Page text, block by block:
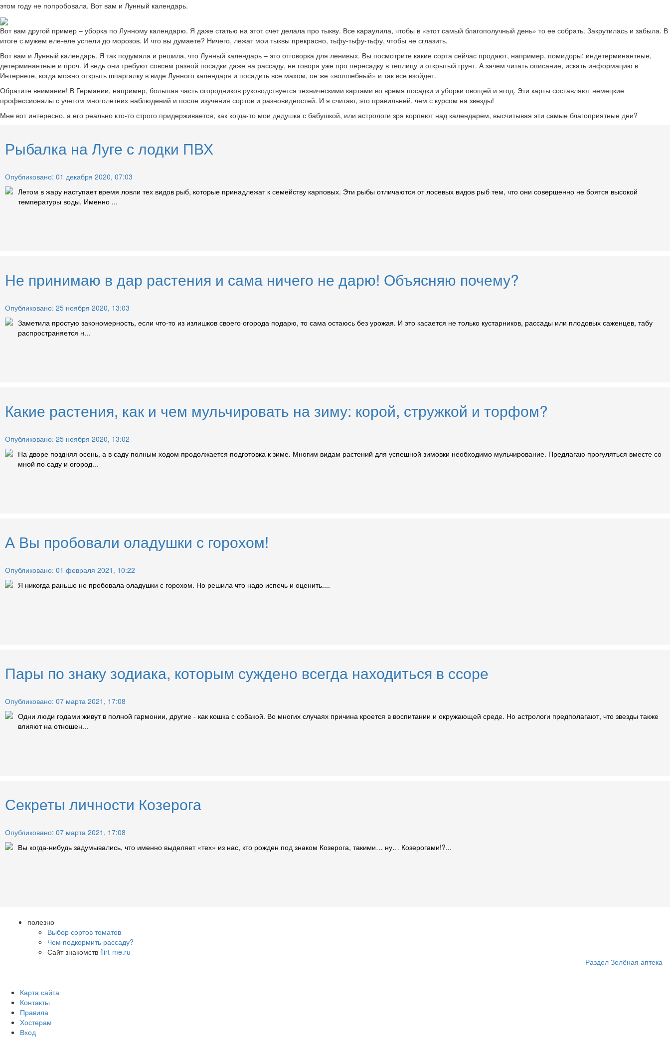
этом году не попробовала. Вот вам и Лунный календарь.
Вот вам другой пример – уборка по Лунному календарю. Я даже статью на этот счет делала про тыкву. Все караулила, чтобы в «этот самый благополучный день» то ее собрать. Закрутилась и забыла. В
итоге с мужем еле-еле успели до морозов. И что вы думаете? Ничего, лежат мои тыквы прекрасно, тьфу-тьфу-тьфу, чтобы не сглазить.
Вот вам и Лунный календарь. Я так подумала и решила, что Лунный календарь – это отговорка для ленивых. Вы посмотрите какие сорта сейчас продают, например, помидоры: индетерминантные,
детерминантные и проч. И ведь они требуют совсем разной посадки даже на рассаду, не говоря уже про пересадку в теплицу и открытый грунт. А зачем читать описание, искать информацию в
Интернете, когда можно открыть шпаргалку в виде Лунного календаря и посадить все махом, он же «волшебный» и так все взойдет.
Обратите внимание! В Германии, например, большая часть огородников руководствуется техническими картами во время посадки и уборки овощей и ягод. Эти карты составляют немецкие
профессионалы с учетом многолетних наблюдений и после изучения сортов и разновидностей. И я считаю, это правильней, чем с курсом на звезды!
Мне вот интересно, а его реально кто-то строго придерживается, как когда-то мои дедушка с бабушкой, или астрологи зря корпеют над календарем, высчитывая эти самые благоприятные дни?
Рыбалка на Луге с лодки ПВХ
Опубликовано: 01 декабря 2020, 07:03
Летом в жару наступает время ловли тех видов рыб, которые принадлежат к семейству карповых. Эти рыбы отличаются от лосевых видов рыб тем, что они совершенно не боятся высокой
температуры воды. Именно ...
Не принимаю в дар растения и сама ничего не дарю! Объясняю почему?
Опубликовано: 25 ноября 2020, 13:03
Заметила простую закономерность, если что-то из излишков своего огорода подарю, то сама остаюсь без урожая. И это касается не только кустарников, рассады или плодовых саженцев, табу
распространяется н...
Какие растения, как и чем мульчировать на зиму: корой, стружкой и торфом?
Опубликовано: 25 ноября 2020, 13:02
На дворе поздняя осень, а в саду полным ходом продолжается подготовка к зиме. Многим видам растений для успешной зимовки необходимо мульчирование. Предлагаю прогуляться вместе со
мной по саду и огород...
А Вы пробовали оладушки с горохом!
Опубликовано: 01 февраля 2021, 10:22
Я никогда раньше не пробовала оладушки с горохом. Но решила что надо испечь и оценить....
Пары по знаку зодиака, которым суждено всегда находиться в ссоре
Опубликовано: 07 марта 2021, 17:08
Одни люди годами живут в полной гармонии, другие - как кошка с собакой. Во многих случаях причина кроется в воспитании и окружающей среде. Но астрологи предполагают, что звезды также
влияют на отношен...
Секреты личности Козерога
Опубликовано: 07 марта 2021, 17:08
Вы когда-нибудь задумывались, что именно выделяет «тех» из нас, кто рожден под знаком Козерога, такими… ну… Козерогами!?...
полезно
Выбор сортов томатов
Чем подкормить рассаду?
Сайт знакомств flirt-me.ru
Раздел Зелёная аптека
Карта сайта
Контакты
Правила
Хостерам
Вход